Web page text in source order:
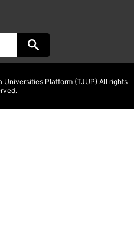
Universities Platform (TJUP) All rights